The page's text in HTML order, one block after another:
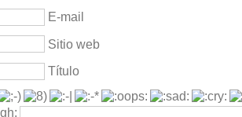
E-mail
Sitio web
Título